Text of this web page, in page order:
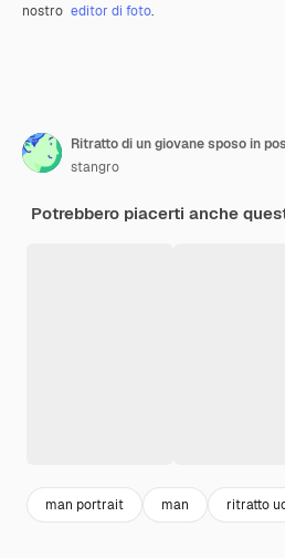
nostro editor di foto.
Ritratto di un giovane sposo in
stangro
Potrebbero piacerti anche
man portrait man ritratto